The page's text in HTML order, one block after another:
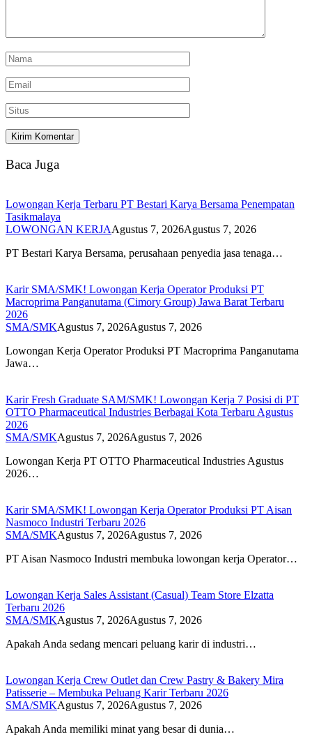
Baca Juga
Lowongan Kerja Terbaru PT Bestari Karya Bersama Penempatan
Tasikmalaya
LOWONGAN KERJAAgustus 7, 2026Agustus 7, 2026
PT Bestari Karya Bersama, perusahaan penyedia jasa tenaga…
Karir SMA/SMK! Lowongan Kerja Operator Produksi PT
Macroprima Panganutama (Cimory Group) Jawa Barat Terbaru
2026
SMA/SMKAgustus 7, 2026Agustus 7, 2026
Lowongan Kerja Operator Produksi PT Macroprima Panganutama
Jawa…
Karir Fresh Graduate SAM/SMK! Lowongan Kerja 7 Posisi di PT
OTTO Pharmaceutical Industries Berbagai Kota Terbaru Agustus
2026
SMA/SMKAgustus 7, 2026Agustus 7, 2026
Lowongan Kerja PT OTTO Pharmaceutical Industries Agustus
2026…
Karir SMA/SMK! Lowongan Kerja Operator Produksi PT Aisan
Nasmoco Industri Terbaru 2026
SMA/SMKAgustus 7, 2026Agustus 7, 2026
PT Aisan Nasmoco Industri membuka lowongan kerja Operator…
Lowongan Kerja Sales Assistant (Casual) Team Store Elzatta
Terbaru 2026
SMA/SMKAgustus 7, 2026Agustus 7, 2026
Apakah Anda sedang mencari peluang karir di industri…
Lowongan Kerja Crew Outlet dan Crew Pastry & Bakery Mira
Patisserie – Membuka Peluang Karir Terbaru 2026
SMA/SMKAgustus 7, 2026Agustus 7, 2026
Apakah Anda memiliki minat yang besar di dunia…